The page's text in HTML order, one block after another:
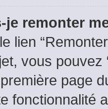
je remonter
lien
vous pouvez
page
fonctionnalité